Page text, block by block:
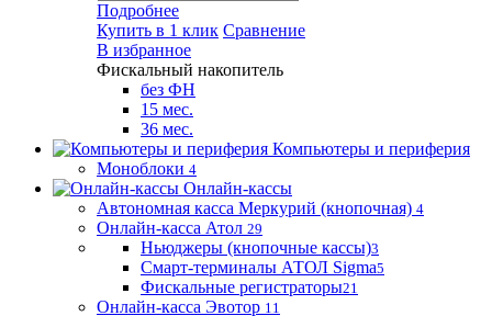
Подробнее
Купить в 1 клик Сравнение
В избранное
Фискальный накопитель
без ФН
15 мес.
36 мес.
Компьютеры и периферия
Моноблоки 4
Онлайн-кассы
Автономная касса Меркурий (кнопочная) 4
Онлайн-касса Атол 29
Ньюджеры (кнопочные кассы)3
Смарт-терминалы АТОЛ Sigma5
Фискальные регистраторы21
Онлайн-касса Эвотор 11